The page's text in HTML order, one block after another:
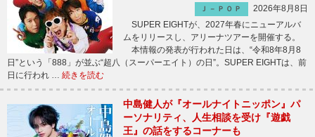
Ｊ－ＰＯＰ
2026年8月8日
SUPER EIGHTが、2027年春にニューアルバ
ムをリリースし、アリーナツアーを開催する。
本情報の発表が行われた日は、“令和8年8月8
日”という「888」が並ぶ“超八（スーパーエイト）の日”。SUPER EIGHTは、前
日に行われ … 続きを読む
中島健人が『オールナイトニッポン』パ
ーソナリティ、人生相談を受け『遊戯
王』の話をするコーナーも